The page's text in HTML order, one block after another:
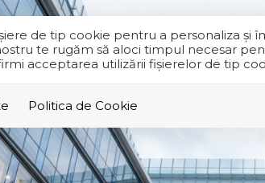
de tip cookie pentru a personaliza
te rugăm să aloci timpul necesar
acceptarea utilizării fişierelor de tip
Politica de Cookie